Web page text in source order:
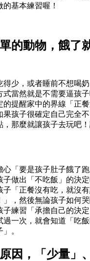
基本練習喔！
的動物，餓了
得少，或者睡前不想喝
式當然就是不需要逼孩
的提醒家中的界線「正
果孩子很確定自己完全
，那麼就讓孩子去玩吧
心「要是孩子肚子餓了
子做出「不吃飯」的決
子「正餐沒有吃，就沒
」，然後無論孩子如何
子練習「承擔自己的決
過一次，就會知道「吃
。
因，「少量」